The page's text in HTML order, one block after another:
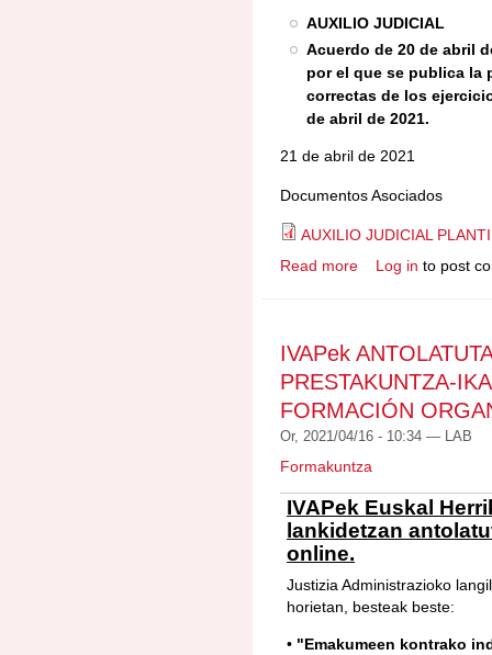
AUXILIO JUDICIAL
Acuerdo de 20 de abril
por el que se publica la
correctas de los
de abril de 2021.
21 de abril de 2021
​​​Documentos Asociados
AUXILIO JUDICIAL
Read more about AUXILIO
Log in to post
IVAPek
PRESTAKUNTZA-
FORMACIÓN
Or, 2021/04/16 - 10:34 — LAB
Formakuntza
IVAPek Euskal
lankidetzan
online.
Justizia Administrazioko
horietan, besteak beste:
• "Emakumeen kontrako